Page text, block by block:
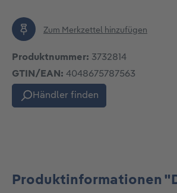
Zum Merkzettel hinzufügen
Produktnummer: 3732814
GTIN/EAN: 4048675787563
Händler finden
Produktinformationen